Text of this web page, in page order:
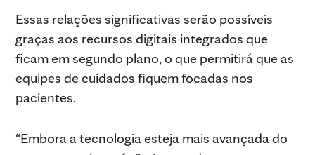
Essas relações significativas serão possíveis
graças aos recursos digitais integrados que
ficam em segundo plano, o que permitirá que as
equipes de cuidados fiquem focadas nos
pacientes.
“Embora a tecnologia esteja mais avançada do